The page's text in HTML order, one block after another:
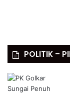
POLITIK –